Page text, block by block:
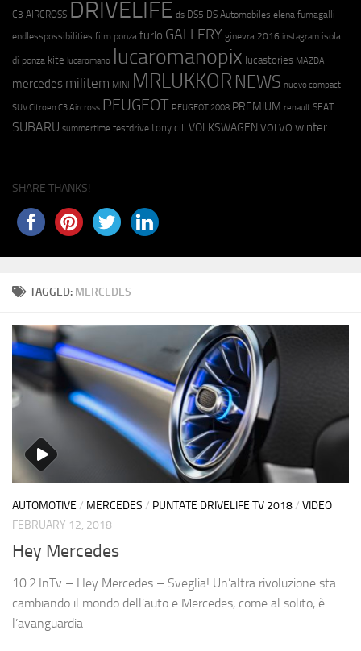
TAGGED: MERCEDES
AUTOMOTIVE / MERCEDES / PUNTATE DRIVELIFE TV 2018/ VIDEO
FEBRUARY 12, 2018
Hey Mercedes
10.2.InTv – Hey Mercedes – Sveglia! Un’altra rivoluzione sta
cambiando il mondo dell’auto e Mercedes, come al solito, è
l’avanguardia
C3 AIRCROSS DRIVELIFE ds DS5 DS Automobiles elena fumagalli
endlesspossibilities film ponza furlo GALLERY ginevra 2016 instagram isola
di ponza kite lucaromano lucaromanopix lucastories MAZDA
mercedes militem MINI MRLUKKOR NEWS nuovo compact
SUV Citroen C3 Aircross PEUGEOT PEUGEOT 2008 PREMIUM renault SEAT
SUBARU summertime testdrive tony cili VOLKSWAGEN VOLVO winter
SHARE THANKS!